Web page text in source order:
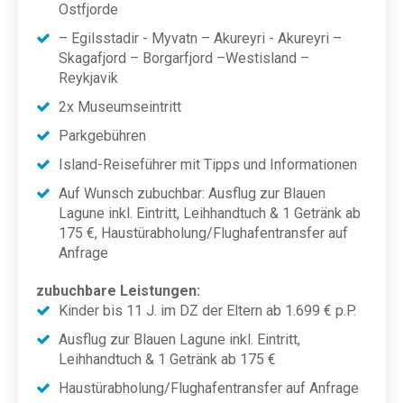
Ostfjorde
– Egilsstadir - Myvatn – Akureyri - Akureyri –
Skagafjord – Borgarfjord –Westisland –
Reykjavik
2x Museumseintritt
Parkgebühren
Island-Reiseführer mit Tipps und Informationen
Auf Wunsch zubuchbar: Ausflug zur Blauen
Lagune inkl. Eintritt, Leihhandtuch & 1 Getränk ab
175 €, Haustürabholung/Flughafentransfer auf
Anfrage
zubuchbare Leistungen:
Kinder bis 11 J. im DZ der Eltern ab 1.699 € p.P.
Ausflug zur Blauen Lagune inkl. Eintritt,
Leihhandtuch & 1 Getränk ab 175 €
Haustürabholung/Flughafentransfer auf Anfrage